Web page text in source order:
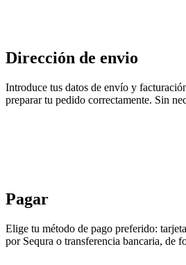
Dirección de envio
Introduce tus datos de envío y
preparar tu pedido correctamente. Sin
Pagar
Elige tu método de pago preferido:
por Sequra o transferencia bancaria, de